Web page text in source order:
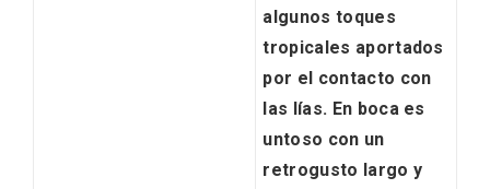
algunos toques
tropicales aportados
por el contacto con
las lías. En boca es
untoso con un
retrogusto largo y
Itinerarios musicales en San Miguel del